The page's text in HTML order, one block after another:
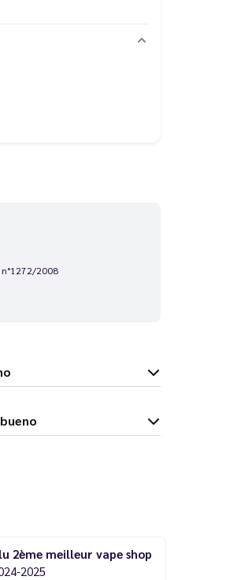
2008
2ème meilleur vape shop
2025